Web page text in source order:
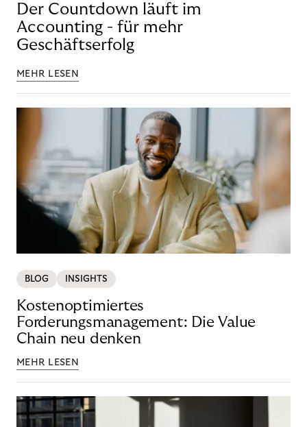
Der Countdown läuft im
Accounting - für mehr
Geschäftserfolg
MEHR LESEN
BLOG INSIGHTS
Kostenoptimiertes
Forderungsmanagement: Die Value
Chain neu denken
MEHR LESEN